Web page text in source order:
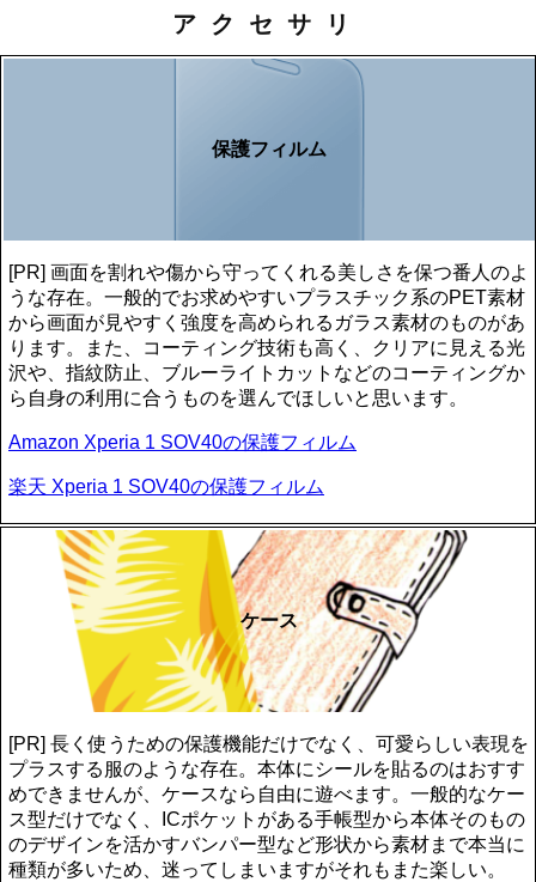
アクセサリ
保護フィルム
[PR] 画面を割れや傷から守ってくれる美しさを保つ番人のよ
うな存在。一般的でお求めやすいプラスチック系のPET素材
から画面が見やすく強度を高められるガラス素材のものがあ
ります。また、コーティング技術も高く、クリアに見える光
沢や、指紋防止、ブルーライトカットなどのコーティングか
ら自身の利用に合うものを選んでほしいと思います。
Amazon Xperia 1 SOV40の保護フィルム
楽天 Xperia 1 SOV40の保護フィルム
ケース
[PR] 長く使うための保護機能だけでなく、可愛らしい表現を
プラスする服のような存在。本体にシールを貼るのはおすす
めできませんが、ケースなら自由に遊べます。一般的なケー
ス型だけでなく、ICポケットがある手帳型から本体そのもの
のデザインを活かすバンパー型など形状から素材まで本当に
種類が多いため、迷ってしまいますがそれもまた楽しい。